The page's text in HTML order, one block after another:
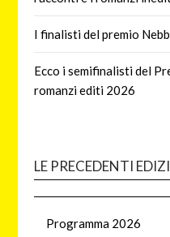
I finalisti del premio
Ecco i semifinalisti del
romanzi editi 2026
LE PRECEDENTI
Programma 2026